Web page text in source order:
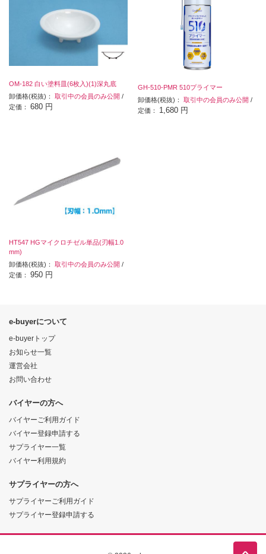
OM-182 白い塗料皿(6枚入)(1)深丸底
卸価格(税抜)： 取引中の会員のみ公開 /
定価： 680 円
GH-510-PMR 510プライマー
卸価格(税抜)：取引中の会員のみ公開 /
定価： 1,680 円
HT547 HGマイクロチゼル単品(刃幅1.0
mm)
卸価格(税抜)： 取引中の会員のみ公開 /
定価： 950 円
e-buyerについて
e-buyerトップ
お知らせ一覧
運営会社
お問い合わせ
バイヤーの方へ
バイヤーご利用ガイド
バイヤー登録申請する
サプライヤー一覧
バイヤー利用規約
サプライヤーの方へ
サプライヤーご利用ガイド
サプライヤー登録申請する